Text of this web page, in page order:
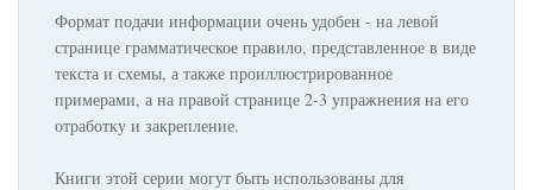
Формат подачи информации очень удобен - на левой
странице грамматическое правило, представленное в виде
текста и схемы, а также проиллюстрированное
примерами, а на правой странице 2-3 упражнения на его
отработку и закрепление.
Книги этой серии могут быть использованы для